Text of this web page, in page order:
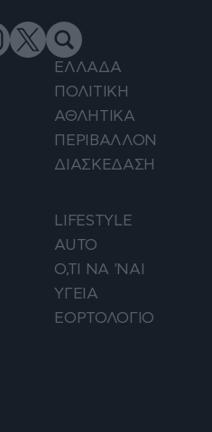
ΕΛΛΑΔΑ
ΠΟΛΙΤΙΚΗ
ΑΘΛΗΤΙΚΑ
ΠΕΡΙΒΑΛΛΟΝ
ΔΙΑΣΚΕΔΑΣΗ
LIFESTYLE
AUTO
Ο,ΤΙ ΝΑ 'ΝΑΙ
ΥΓΕΙΑ
ΕΟΡΤΟΛΟΓΙΟ